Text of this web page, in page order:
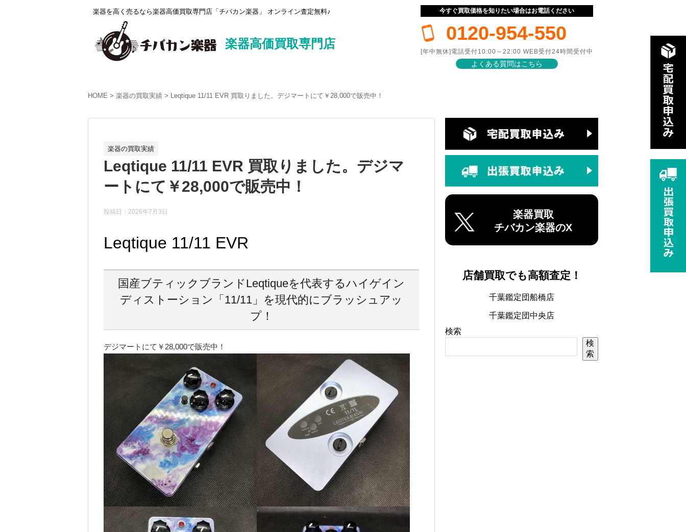
楽器を高く売るなら楽器高価買取専門店「チバカン楽器」 オンライン査定無料♪
楽器高価買取専門店
今すぐ買取価格を知りたい場合はお電話ください
0120-954-550
[年中無休]電話受付10:00～22:00 WEB受付24時間受付中
よくある質問はこちら
HOME 楽器の買取実績 Leqtique 11/11 EVR 買取りました。デジマートにて￥28,000で販売中！
楽器の買取実績
Leqtique 11/11 EVR 買取りました。デジマ
ートにて￥28,000で販売中！
投稿日：2026年7月3日
Leqtique 11/11 EVR
国産ブティックブランドLeqtiqueを代表するハイゲイン
ディストーション「11/11」を現代的にブラッシュアッ
プ！
デジマートにて￥28,000で販売中！
楽器買取
チバカン楽器のX
店舗買取でも高額査定！
千葉鑑定団船橋店
千葉鑑定団中央店
検索
検
索